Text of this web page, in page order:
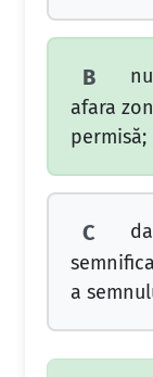
B
afara
permisă;
C
a